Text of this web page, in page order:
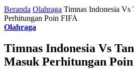
Beranda Olahraga Timnas Indonesia Vs
Perhitungan Poin FIFA
Olahraga
Timnas Indonesia Vs
Masuk Perhitungan